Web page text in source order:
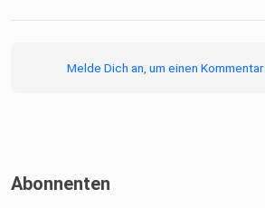
Melde Dich an, um einen
Abonnenten